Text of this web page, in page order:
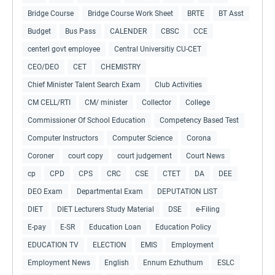
Bridge Course Bridge Course Work Sheet BRTE BT Asst
Budget Bus Pass CALENDER CBSC CCE
centerl govt employee Central Universitiy CU-CET
CEO/DEO CET CHEMISTRY
Chief Minister Talent Search Exam Club Activities
CM CELL/RTI CM/ minister Collector College
Commissioner Of School Education Competency Based Test
Computer Instructors Computer Science Corona
Coroner court copy court judgement Court News
cp CPD CPS CRC CSE CTET DA DEE
DEO Exam Departmental Exam DEPUTATION LIST
DIET DIET Lecturers Study Material DSE e-Filing
E-pay E-SR Education Loan Education Policy
EDUCATION TV ELECTION EMIS Employment
Employment News English Ennum Ezhuthum ESLC